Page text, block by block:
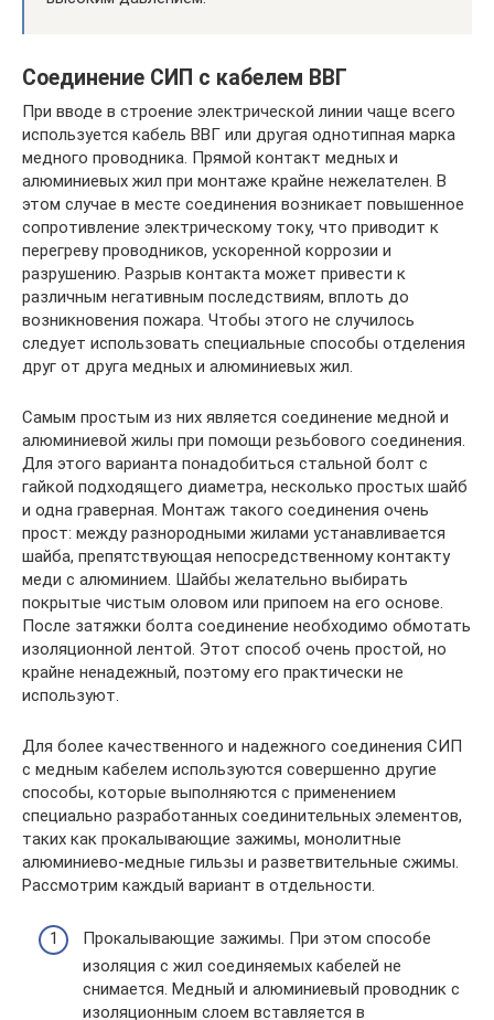
Соединение СИП с кабелем ВВГ
При вводе в строение электрической линии чаще всего
используется кабель ВВГ или другая однотипная марка
медного проводника. Прямой контакт медных и
алюминиевых жил при монтаже крайне нежелателен. В
этом случае в месте соединения возникает повышенное
сопротивление электрическому току, что приводит к
перегреву проводников, ускоренной коррозии и
разрушению. Разрыв контакта может привести к
различным негативным последствиям, вплоть до
возникновения пожара. Чтобы этого не случилось
следует использовать специальные способы отделения
друг от друга медных и алюминиевых жил.
Самым простым из них является соединение медной и
алюминиевой жилы при помощи резьбового соединения.
Для этого варианта понадобиться стальной болт с
гайкой подходящего диаметра, несколько простых шайб
и одна граверная. Монтаж такого соединения очень
прост: между разнородными жилами устанавливается
шайба, препятствующая непосредственному контакту
меди с алюминием. Шайбы желательно выбирать
покрытые чистым оловом или припоем на его основе.
После затяжки болта соединение необходимо обмотать
изоляционной лентой. Этот способ очень простой, но
крайне ненадежный, поэтому его практически не
используют.
Для более качественного и надежного соединения СИП
с медным кабелем используются совершенно другие
способы, которые выполняются с применением
специально разработанных соединительных элементов,
таких как прокалывающие зажимы, монолитные
алюминиево-медные гильзы и разветвительные сжимы.
Рассмотрим каждый вариант в отдельности.
Прокалывающие зажимы. При этом способе
изоляция с жил соединяемых кабелей не
снимается. Медный и алюминиевый проводник с
изоляционным слоем вставляется в